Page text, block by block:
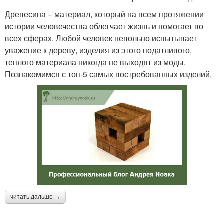
Древесина – материал, который на всем протяжении
истории человечества облегчает жизнь и помогает во
всех сферах. Любой человек невольно испытывает
уважение к дереву, изделия из этого податливого,
теплого материала никогда не выходят из моды.
Познакомимся с топ-5 самых востребованных изделий.
читать дальше →